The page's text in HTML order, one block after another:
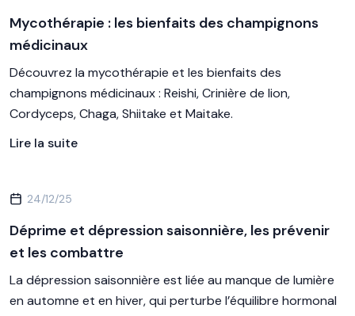
Mycothérapie : les bienfaits des champignons
médicinaux
Découvrez la mycothérapie et les bienfaits des
champignons médicinaux : Reishi, Crinière de lion,
Cordyceps, Chaga, Shiitake et Maitake.
Lire la suite
24/12/25
Déprime et dépression saisonnière, les prévenir
et les combattre
La dépression saisonnière est liée au manque de lumière
en automne et en hiver, qui perturbe l’équilibre hormonal